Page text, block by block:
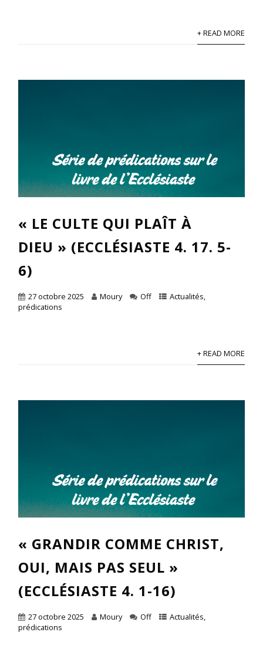
+ READ MORE
« LE CULTE QUI PLAÎT À
DIEU » (ECCLÉSIASTE 4. 17. 5-
6)
27 octobre 2025 Moury Off Actualités,
prédications
+ READ MORE
« GRANDIR COMME CHRIST,
OUI, MAIS PAS SEUL »
(ECCLÉSIASTE 4. 1-16)
27 octobre 2025 Moury Off Actualités,
prédications